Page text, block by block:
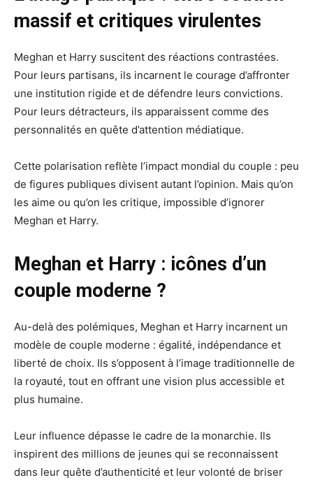
massif et critiques virulentes
Meghan et Harry suscitent des réactions contrastées.
Pour leurs partisans, ils incarnent le courage d’affronter
une institution rigide et de défendre leurs convictions.
Pour leurs détracteurs, ils apparaissent comme des
personnalités en quête d’attention médiatique.
Cette polarisation reflète l’impact mondial du couple : peu
de figures publiques divisent autant l’opinion. Mais qu’on
les aime ou qu’on les critique, impossible d’ignorer
Meghan et Harry.
Meghan et Harry : icônes d’un
couple moderne ?
Au-delà des polémiques, Meghan et Harry incarnent un
modèle de couple moderne : égalité, indépendance et
liberté de choix. Ils s’opposent à l’image traditionnelle de
la royauté, tout en offrant une vision plus accessible et
plus humaine.
Leur influence dépasse le cadre de la monarchie. Ils
inspirent des millions de jeunes qui se reconnaissent
dans leur quête d’authenticité et leur volonté de briser